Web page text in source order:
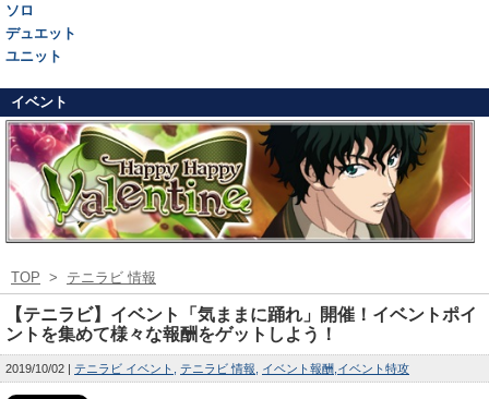
ソロ
デュエット
ユニット
イベント
TOP > テニラビ 情報
【テニラビ】イベント「気ままに踊れ」開催！イベントポイ
ントを集めて様々な報酬をゲットしよう！
2019/10/02 テニラビ イベント テニラビ 情報 イベント報酬 イベント特攻